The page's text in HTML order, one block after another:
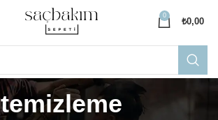
0
₺0,00
temizleme